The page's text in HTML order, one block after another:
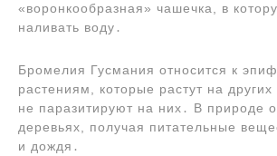
«воронкообразная» чашечка, в
наливать воду․
Бромелия Гусмания относится к
растениям, которые растут на
не паразитируют на них․ В природе
деревьях, получая питательные
и дождя․